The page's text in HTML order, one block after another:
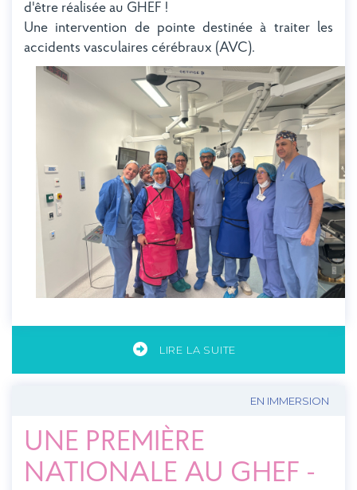
d'être réalisée au GHEF !
Une intervention de pointe destinée à traiter les
accidents vasculaires cérébraux (AVC).
LIRE LA SUITE
EN IMMERSION
UNE PREMIÈRE
NATIONALE AU GHEF -